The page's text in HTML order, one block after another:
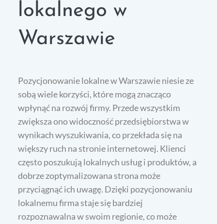
lokalnego w
Warszawie
Pozycjonowanie lokalne w Warszawie niesie ze
sobą wiele korzyści, które mogą znacząco
wpłynąć na rozwój firmy. Przede wszystkim
zwiększa ono widoczność przedsiębiorstwa w
wynikach wyszukiwania, co przekłada się na
większy ruch na stronie internetowej. Klienci
często poszukują lokalnych usług i produktów, a
dobrze zoptymalizowana strona może
przyciągnąć ich uwagę. Dzięki pozycjonowaniu
lokalnemu firma staje się bardziej
rozpoznawalna w swoim regionie, co może